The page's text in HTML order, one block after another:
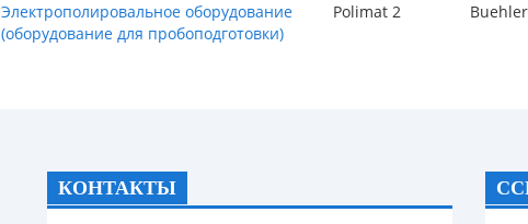
Электрополировальное оборудование
(оборудование для пробоподготовки)
Polimat 2 Buehler
КОНТАКТЫ